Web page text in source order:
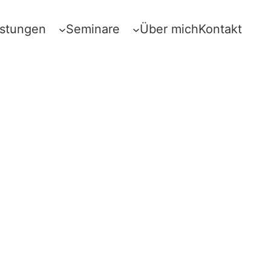
Seminare Über michKontakt